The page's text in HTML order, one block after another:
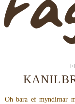
Oh bara ef myndirnar